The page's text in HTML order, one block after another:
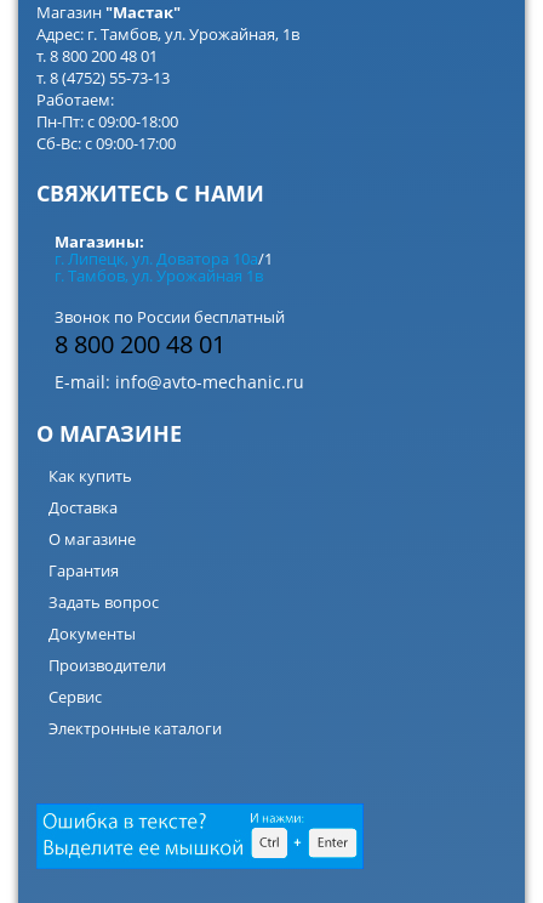
Магазин"Мастак"
Адрес: г. Тамбов, ул. Урожайная, 1в
т. 8 800 200 48 01
т. 8 (4752) 55-73-13
Работаем:
Пн-Пт: с 09:00-18:00
Сб-Вс: с 09:00-17:00
СВЯЖИТЕСЬ С НАМИ
Магазины:
г. Липецк, ул. Доватора 10а/1
г. Тамбов, ул. Урожайная 1в
Звонок по России бесплатный
8 800 200 48 01
E-mail: info@avto-mechanic.ru
О МАГАЗИНЕ
Как купить
Доставка
О магазине
Гарантия
Задать вопрос
Документы
Производители
Сервис
Электронные каталоги